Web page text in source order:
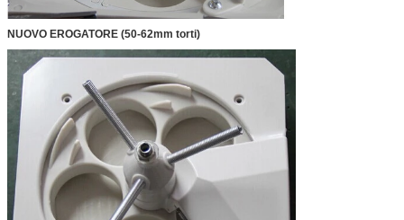
NUOVO EROGATORE (50-62mm torti)